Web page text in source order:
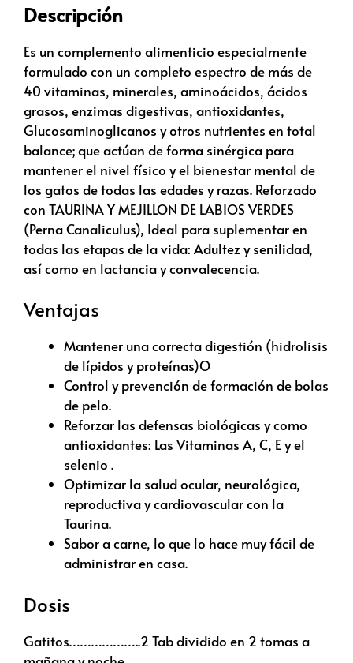
Descripción
Es un complemento alimenticio especialmente
formulado con un completo espectro de más de
40 vitaminas, minerales, aminoácidos, ácidos
grasos, enzimas digestivas, antioxidantes,
Glucosaminoglicanos y otros nutrientes en total
balance; que actúan de forma sinérgica para
mantener el nivel físico y el bienestar mental de
los gatos de todas las edades y razas. Reforzado
con TAURINA Y MEJILLON DE LABIOS VERDES
(Perna Canaliculus), Ideal para suplementar en
todas las etapas de la vida: Adultez y senilidad,
así como en lactancia y convalecencia.
Ventajas
Mantener una correcta digestión (hidrolisis
de lípidos y proteínas)O
Control y prevención de formación de bolas
de pelo.
Reforzar las defensas biológicas y como
antioxidantes: Las Vitaminas A, C, E y el
selenio .
Optimizar la salud ocular, neurológica,
reproductiva y cardiovascular con la
Taurina.
Sabor a carne, lo que lo hace muy fácil de
administrar en casa.
Dosis
Gatitos………………..2 Tab dividido en 2 tomas a